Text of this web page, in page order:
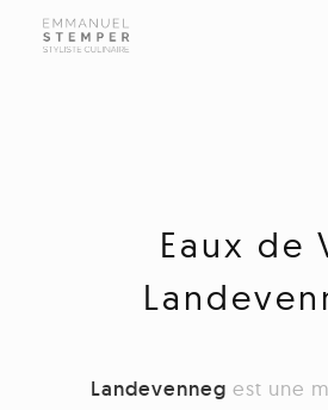
Eaux de
Landevenneg est une